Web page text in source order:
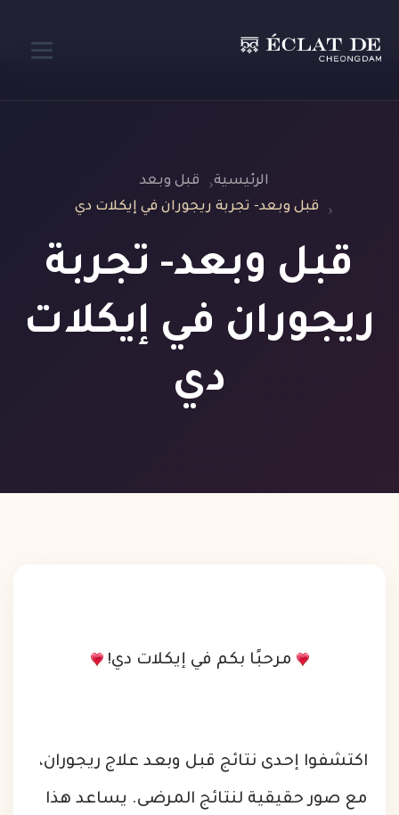
الرئيسية
قبل وبعد
قبل وبعد- تجربة ريجوران في إيكلات دي
قبل وبعد- تجربة
ريجوران في إيكلات
دي
مرحبًا بكم في إيكلات دي!
اكتشفوا إحدى نتائج قبل وبعد علاج ريجوران،
مع صور حقيقية لنتائج المرضى. يساعد هذا